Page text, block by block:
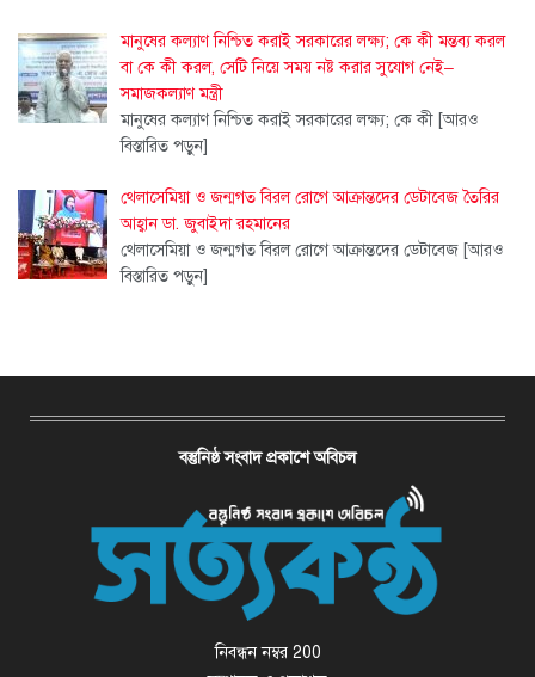
মানুষের কল্যাণ নিশ্চিত করাই সরকারের লক্ষ্য; কে কী মন্তব্য করল
বা কে কী করল, সেটি নিয়ে সময় নষ্ট করার সুযোগ নেই–
সমাজকল্যাণ মন্ত্রী
মানুষের কল্যাণ নিশ্চিত করাই সরকারের লক্ষ্য; কে কী [আরও
বিস্তারিত পড়ুন]
থেলাসেমিয়া ও জন্মগত বিরল রোগে আক্রান্তদের ডেটাবেজ তৈরির
আহ্বান ডা. জুবাইদা রহমানের
থেলাসেমিয়া ও জন্মগত বিরল রোগে আক্রান্তদের ডেটাবেজ [আরও
বিস্তারিত পড়ুন]
বস্তুনিষ্ঠ সংবাদ প্রকাশে অবিচল
নিবন্ধন নম্বর 200